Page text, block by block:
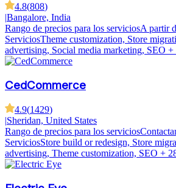
4.8(808)
|Bangalore, India
Rango de precios para los serviciosA partir
ServiciosTheme customization, Store
advertising, Social media marketing, SEO +
CedCommerce
4.9(1429)
|Sheridan, United States
Rango de precios para los servicios
ServiciosStore build or redesign, Store
advertising, Theme customization, SEO +